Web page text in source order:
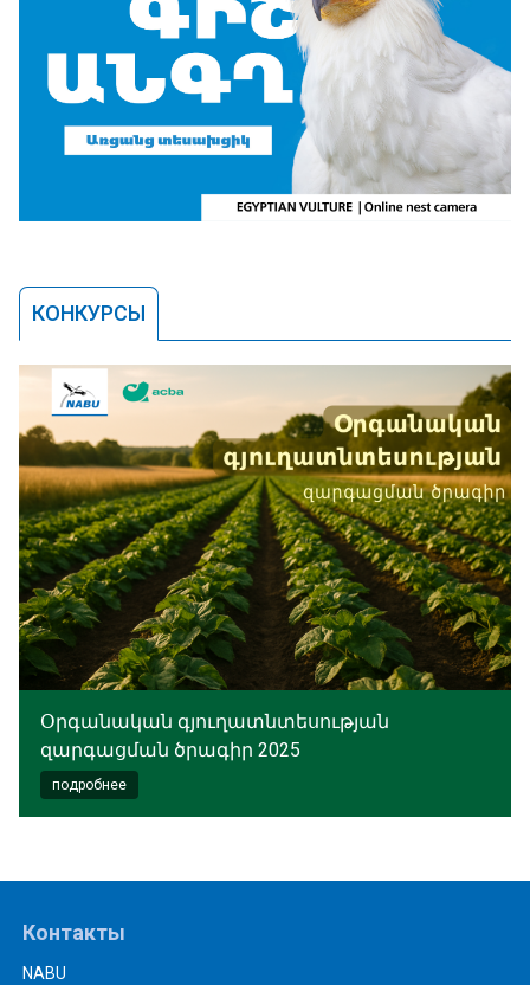
КОНКУРСЫ
Օրգանական գյուղատնտեսության
զարգացման ծրագիր 2025
подробнее
Контакты
NABU